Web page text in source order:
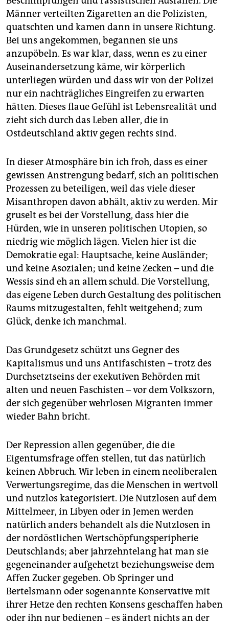
Männer verteilten Zigaretten an die Polizisten,
quatschten und kamen dann in unsere Richtung.
Bei uns angekommen, begannen sie uns
anzupöbeln. Es war klar, dass, wenn es zu einer
Auseinandersetzung käme, wir körperlich
unterliegen würden und dass wir von der Polizei
nur ein nachträgliches Eingreifen zu erwarten
hätten. Dieses flaue Gefühl ist Lebens­realität und
zieht sich durch das Leben aller, die in
Ostdeutschland aktiv gegen rechts sind.
In dieser Atmosphäre bin ich froh, dass es einer
gewissen Anstrengung bedarf, sich an politischen
Prozessen zu beteiligen, weil das viele dieser
Misanthropen davon abhält, aktiv zu werden. Mir
gruselt es bei der Vorstellung, dass hier die
Hürden, wie in unseren politischen Utopien, so
niedrig wie möglich lägen. Vielen hier ist die
Demokratie egal: Hauptsache, keine Ausländer;
und keine Asozialen; und keine Zecken – und die
Wessis sind eh an allem schuld. Die Vorstellung,
das eigene Leben durch Gestaltung des politischen
Raums mitzugestalten, fehlt weitgehend; zum
Glück, denke ich manchmal.
Das Grundgesetz schützt uns Gegner des
Kapitalismus und uns Antifaschisten – trotz des
Durchsetztseins der exekutiven Behörden mit
alten und neuen Faschisten – vor dem Volkszorn,
der sich gegenüber wehrlosen Migranten immer
wieder Bahn bricht.
Der Repression allen gegenüber, die die
Eigentumsfrage offen stellen, tut das natürlich
keinen Abbruch. Wir leben in einem neoliberalen
Verwertungs­regime, das die Menschen in wertvoll
und nutzlos kategorisiert. Die Nutzlosen auf dem
Mittelmeer, in Libyen oder in Jemen werden
natürlich anders behandelt als die Nutzlosen in
der nordöstlichen Wertschöpfungsperipherie
Deutschlands; aber jahrzehntelang hat man sie
gegeneinander aufgehetzt beziehungsweise dem
Affen Zucker gegeben. Ob Springer und
Bertelsmann oder sogenannte Konservative mit
ihrer Hetze den rechten Konsens geschaffen haben
oder ihn nur bedienen – es ändert nichts an der